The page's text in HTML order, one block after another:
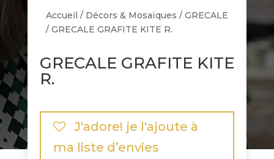
Accueil / Décors & Mosaïques / GRECALE
/ GRECALE GRAFITE KITE R.
GRECALE GRAFITE KITE
R.
J'adore! je l'ajoute à
ma liste d’envies